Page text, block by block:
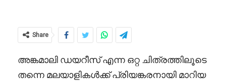
Share
അങ്കമാലി ഡയറീസ് എന്ന ഒറ്റ ചിത്രത്തിലൂടെ
തന്നെ മലയാളികൾക്ക് പ്രിയങ്കരനായി മാറിയ